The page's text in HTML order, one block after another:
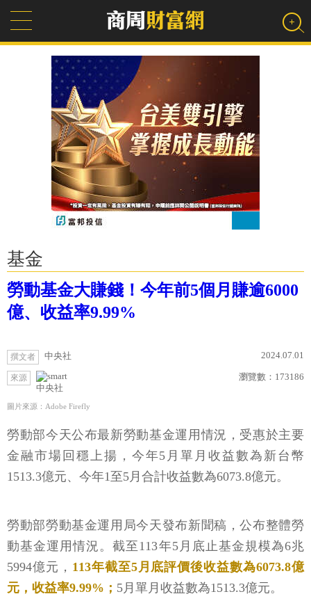
基金
勞動基金大賺錢！今年前5個月賺逾6000
億、收益率9.99%
撰文者 中央社 2024.07.01
來源
中央社
瀏覽數： 173186
圖片來源：Adobe Firefly
勞動部今天公布最新勞動基金運用情況，受惠於主要
金融市場回穩上揚，今年5月單月收益數為新台幣
1513.3億元、今年1至5月合計收益數為6073.8億元。
勞動部勞動基金運用局今天發布新聞稿，公布整體勞
動基金運用情況。截至113年5月底止基金規模為6兆
5994億元， 113年截至5月底評價後收益數為6073.8億
元，收益率9.99%； 5月單月收益數為1513.3億元。